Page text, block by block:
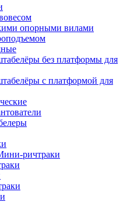
опорными вилами
без платформы для
с платформой для
ричтраки